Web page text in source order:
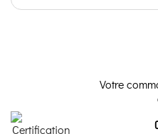
Votre